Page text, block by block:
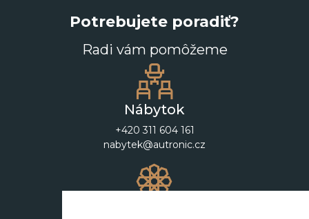
Potrebujete poradiť?
Radi vám pomôžeme
Nábytok
+420 311 604 161
nabytek@autronic.cz